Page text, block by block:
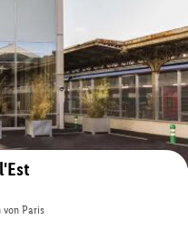
Auf der Karte anzeigen
Paris